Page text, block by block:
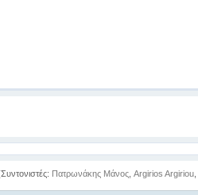
Πατρωνάκης Μάνος, Argirios Argiriou,